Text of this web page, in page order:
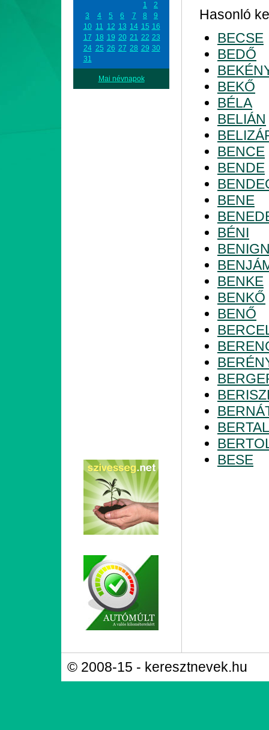
1
2
3
4 5 6 7 8
9
10 11 12 13 14 15 16
17 18 19 20 21 22 23
24 25 26 27 28 29 30
31
Mai névnapok
Hasonló
BECSE
BEDŐ
BEKŐ
BÉLA
BELIÁN
BENCE
BENDE
BENE
BÉNI
BENKE
BENKŐ
BENŐ
BESE
© 2008-15 - keresztnevek.hu